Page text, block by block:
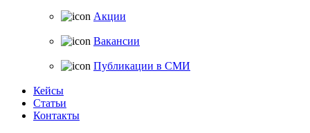
Акции
Вакансии
Публикации в СМИ
Кейсы
Статьи
Контакты